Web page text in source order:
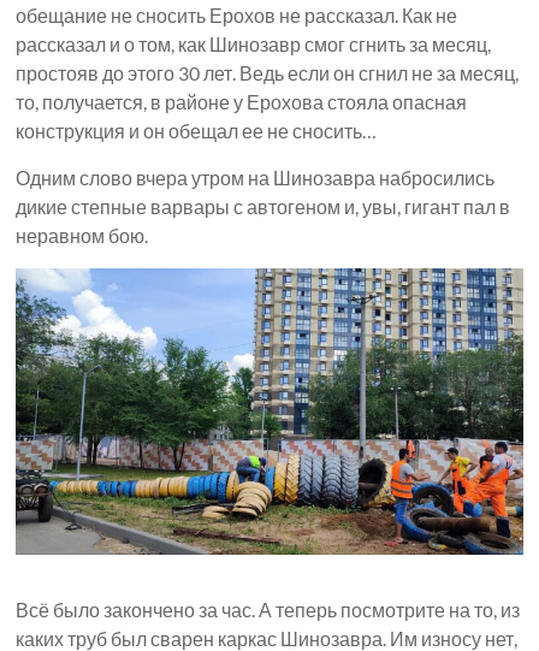
обещание не сносить Ерохов не рассказал. Как не
рассказал и о том, как Шинозавр смог сгнить за месяц,
простояв до этого 30 лет. Ведь если он сгнил не за месяц,
то, получается, в районе у Ерохова стояла опасная
конструкция и он обещал ее не сносить…
Одним слово вчера утром на Шинозавра набросились
дикие степные варвары с автогеном и, увы, гигант пал в
неравном бою.
Всё было закончено за час. А теперь посмотрите на то, из
каких труб был сварен каркас Шинозавра. Им износу нет,